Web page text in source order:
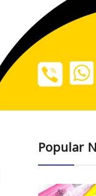
Popular